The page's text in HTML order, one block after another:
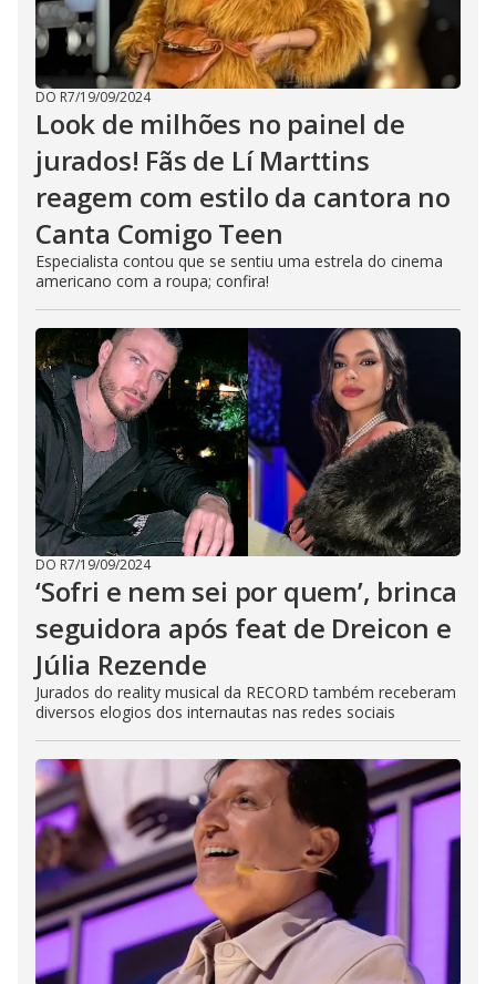
DO R7/19/09/2024
Look de milhões no painel de
jurados! Fãs de Lí Marttins
reagem com estilo da cantora no
Canta Comigo Teen
Especialista contou que se sentiu uma estrela do cinema
americano com a roupa; confira!
DO R7/19/09/2024
‘Sofri e nem sei por quem’, brinca
seguidora após feat de Dreicon e
Júlia Rezende
Jurados do reality musical da RECORD também receberam
diversos elogios dos internautas nas redes sociais